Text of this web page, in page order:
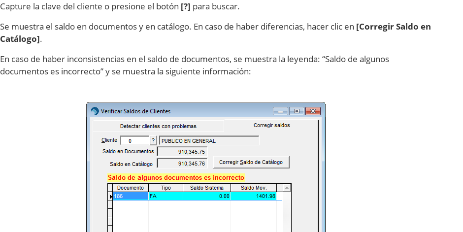
Capture la clave del cliente o presione el botón [?] para buscar.
Se muestra el saldo en documentos y en catálogo. En caso de haber diferencias, hacer clic en [Corregir Saldo en
Catálogo].
En caso de haber inconsistencias en el saldo de documentos, se muestra la leyenda: “Saldo de algunos
documentos es incorrecto” y se muestra la siguiente información: